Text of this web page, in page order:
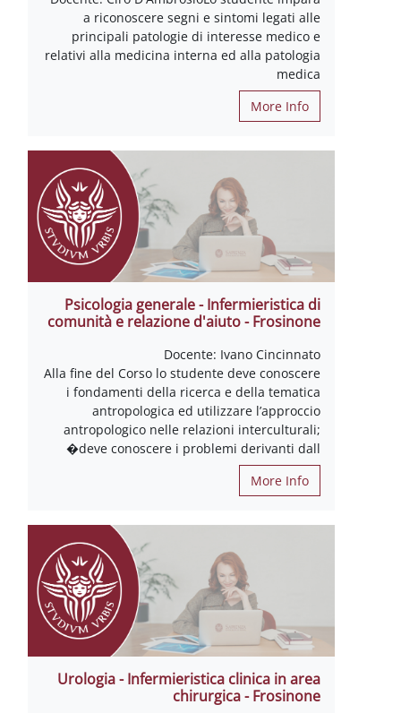
a riconoscere segni e sintomi legati alle
principali patologie di interesse medico e
relativi alla medicina interna ed alla patologia
medica
More Info
Psicologia generale - Infermieristica di
comunità e relazione d'aiuto - Frosinone
Docente: Ivano Cincinnato
Alla fine del Corso lo studente deve conoscere
i fondamenti della ricerca e della tematica
antropologica ed utilizzare l’approccio
antropologico nelle relazioni interculturali;
deve conoscere i problemi derivanti dall�
More Info
Urologia - Infermieristica clinica in area
chirurgica - Frosinone